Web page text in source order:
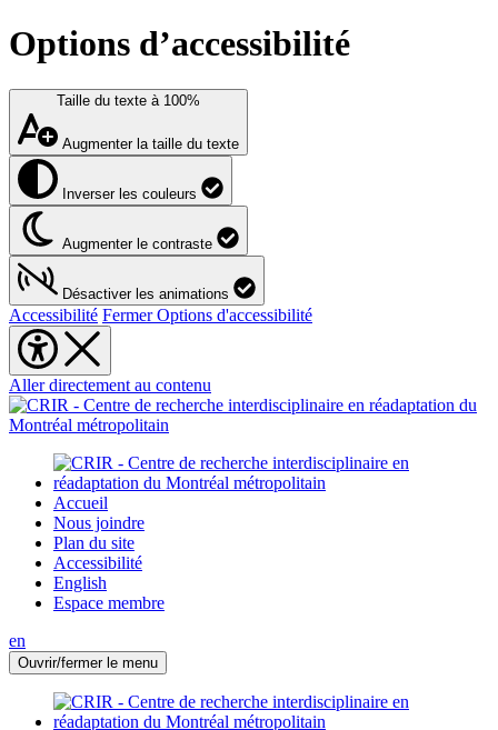
Options d’accessibilité
Taille du texte à 100%
Augmenter la taille du texte
Inverser les couleurs
Augmenter le contraste
Désactiver les animations
Accessibilité Fermer Options d'accessibilité
Aller directement au contenu
Accueil
Nous joindre
Plan du site
Accessibilité
English
Espace membre
en
Ouvrir/fermer le menu